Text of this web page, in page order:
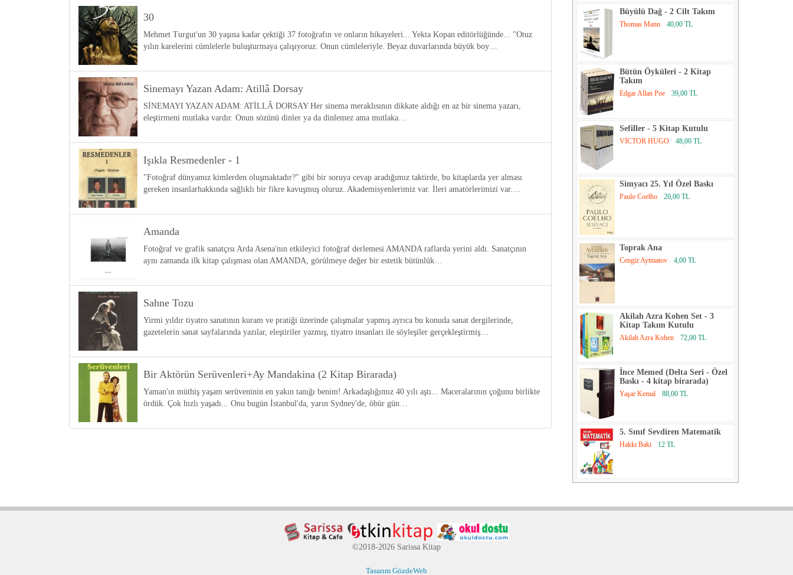
30
Mehmet Turgut'un 30 yaşına kadar çektiği 37 fotoğrafın ve onların hikayeleri... Yekta Kopan editörlüğünde... "Otuz
yılın karelerini cümlelerle buluşturmaya çalışıyoruz. Onun cümleleriyle. Beyaz duvarlarında büyük boy…
Sinemayı Yazan Adam: Atillâ Dorsay
SİNEMAYI YAZAN ADAM: ATİLLÂ DORSAY Her sinema meraklısının dikkate aldığı en az bir sinema yazarı,
eleştirmeni mutlaka vardır. Onun sözünü dinler ya da dinlemez ama mutlaka…
Işıkla Resmedenler - 1
"Fotoğraf dünyamız kimlerden oluşmaktadır?" gibi bir soruya cevap aradığımız taktirde, bu kitaplarda yer alması
gereken insanlarhakkında sağlıklı bir fikre kavuşmuş oluruz. Akademisyenlerimiz var. İleri amatörlerimizi var.…
Amanda
Fotoğraf ve grafik sanatçısı Arda Asena'nın etkileyici fotoğraf derlemesi AMANDA raflarda yerini aldı. Sanatçının
aynı zamanda ilk kitap çalışması olan AMANDA, görülmeye değer bir estetik bütünlük…
Sahne Tozu
Yirmi yıldır tiyatro sanatının kuram ve pratiği üzerinde çalışmalar yapmış ayrıca bu konuda sanat dergilerinde,
gazetelerin sanat sayfalarında yazılar, eleştiriler yazmış, tiyatro insanları ile söyleşiler gerçekleştirmiş…
Bir Aktörün Serüvenleri+Ay Mandakina (2 Kitap Birarada)
Yaman'ın müthiş yaşam serüveninin en yakın tanığı benim! Arkadaşlığımız 40 yılı aştı... Maceralarının çoğunu birlikte
ördük. Çok hızlı yaşadı... Onu bugün İstanbul'da, yarın Sydney'de, öbür gün…
Büyülü Dağ - 2 Cilt Takım
Thomas Mann 40,00 TL
Bütün Öyküleri - 2 Kitap
Takım
Edgar Allan Poe 39,00 TL
Sefiller - 5 Kitap Kutulu
VİCTOR HUGO 48,00 TL
Simyacı 25. Yıl Özel Baskı
Paulo Coelho 20,00 TL
Toprak Ana
Cengiz Aytmatov 4,00 TL
Akilah Azra Kohen Set - 3
Kitap Takım Kutulu
Akilah Azra Kohen 72,00 TL
İnce Memed (Delta Seri - Özel
Baskı - 4 kitap birarada)
Yaşar Kemal 88,00 TL
5. Sınıf Sevdiren Matematik
Hakkı Baki 12 TL
©2018-2026 Sarissa Kitap
Tasarım GözdeWeb